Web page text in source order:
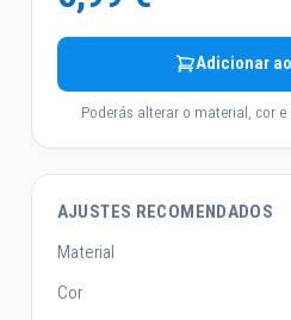
Adicionar
Poderás alterar o material, cor
AJUSTES RECOMENDADOS
Material
Cor